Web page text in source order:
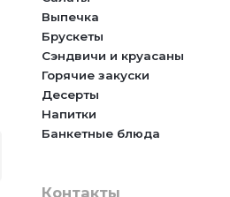
Выпечка
Брускеты
Сэндвичи и круасаны
Горячие закуски
Десерты
Напитки
Банкетные блюда
Контакты